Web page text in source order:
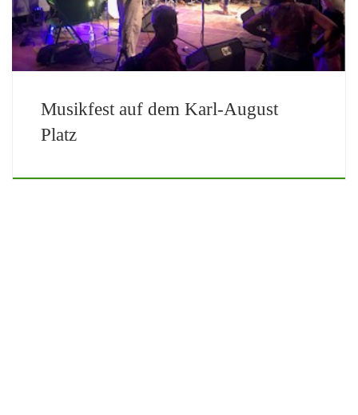
Musikfest auf dem Karl-August
Platz